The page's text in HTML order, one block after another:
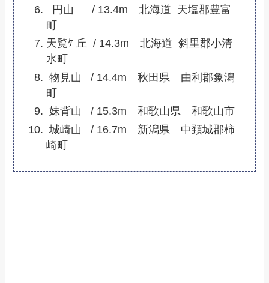
円山 / 13.4m 北海道 天塩郡豊富
町
天覧ｹ 丘 / 14.3m 北海道 斜里郡小清
水町
物見山 / 14.4m 秋田県 由利郡象潟
町
妹背山 / 15.3m 和歌山県 和歌山市
城崎山 / 16.7m 新潟県 中頚城郡柿
崎町